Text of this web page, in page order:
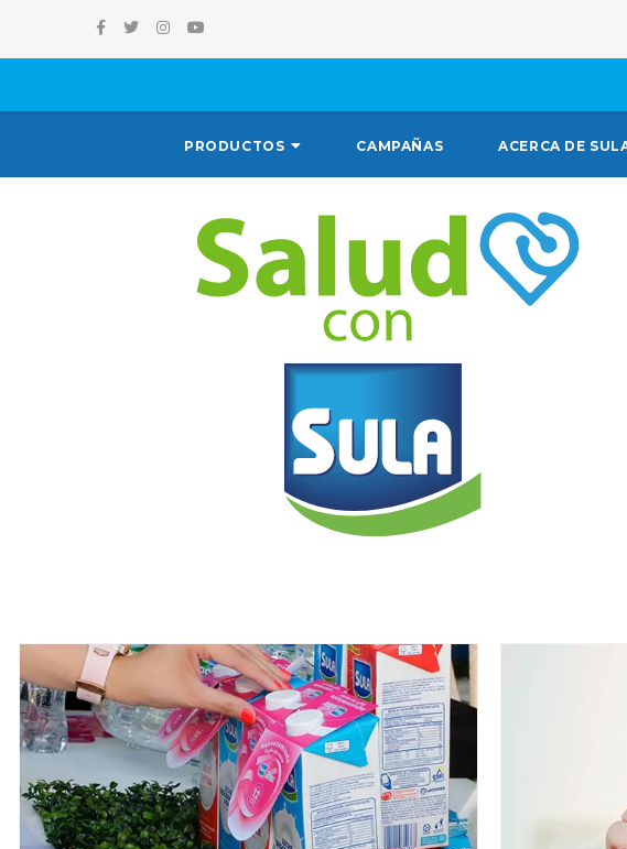
PRODUCTOS CAMPAÑAS ACERCA DE